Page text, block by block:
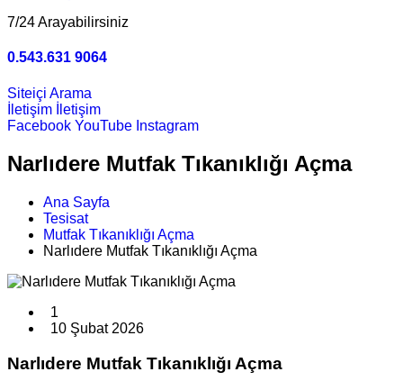
7/24 Arayabilirsiniz
0.543.631 9064
Siteiçi Arama
İletişim
İletişim
Facebook YouTube Instagram
Narlıdere Mutfak Tıkanıklığı Açma
Ana Sayfa
Tesisat
Mutfak Tıkanıklığı Açma
Narlıdere Mutfak Tıkanıklığı Açma
1
10 Şubat 2026
Narlıdere Mutfak Tıkanıklığı Açma